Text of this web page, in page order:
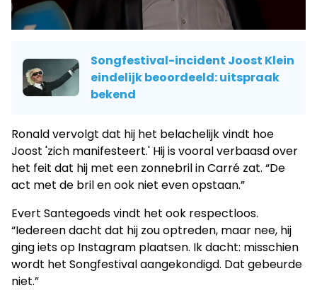
Songfestival-incident Joost Klein
eindelijk beoordeeld: uitspraak
bekend
Ronald vervolgt dat hij het belachelijk vindt hoe
Joost 'zich manifesteert.' Hij is vooral verbaasd over
het feit dat hij met een zonnebril in Carré zat. “De
act met de bril en ook niet even opstaan.”
Evert Santegoeds vindt het ook respectloos.
“Iedereen dacht dat hij zou optreden, maar nee, hij
ging iets op Instagram plaatsen. Ik dacht: misschien
wordt het Songfestival aangekondigd. Dat gebeurde
niet.”